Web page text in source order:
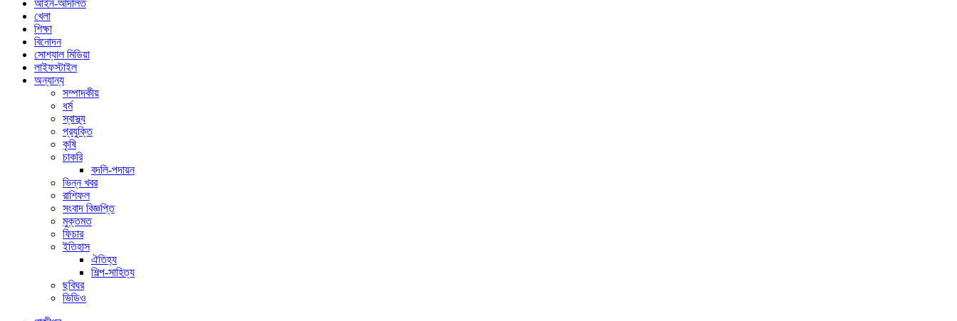
আইন-আদালত
খেলা
শিক্ষা
বিনোদন
সোশ্যাল মিডিয়া
লাইফস্টাইল
অন্যান্য
সম্পাদকীয়
ধর্ম
স্বাস্থ্য
প্রযুক্তি
কৃষি
চাকরি
বদলি-পদায়ন
ভিন্ন খবর
রাশিফল
সংবাদ বিজ্ঞপ্তি
মুক্তমত
ফিচার
ইতিহাস
ঐতিহ্য
শিল্প-সাহিত্য
ছবিঘর
ভিডিও